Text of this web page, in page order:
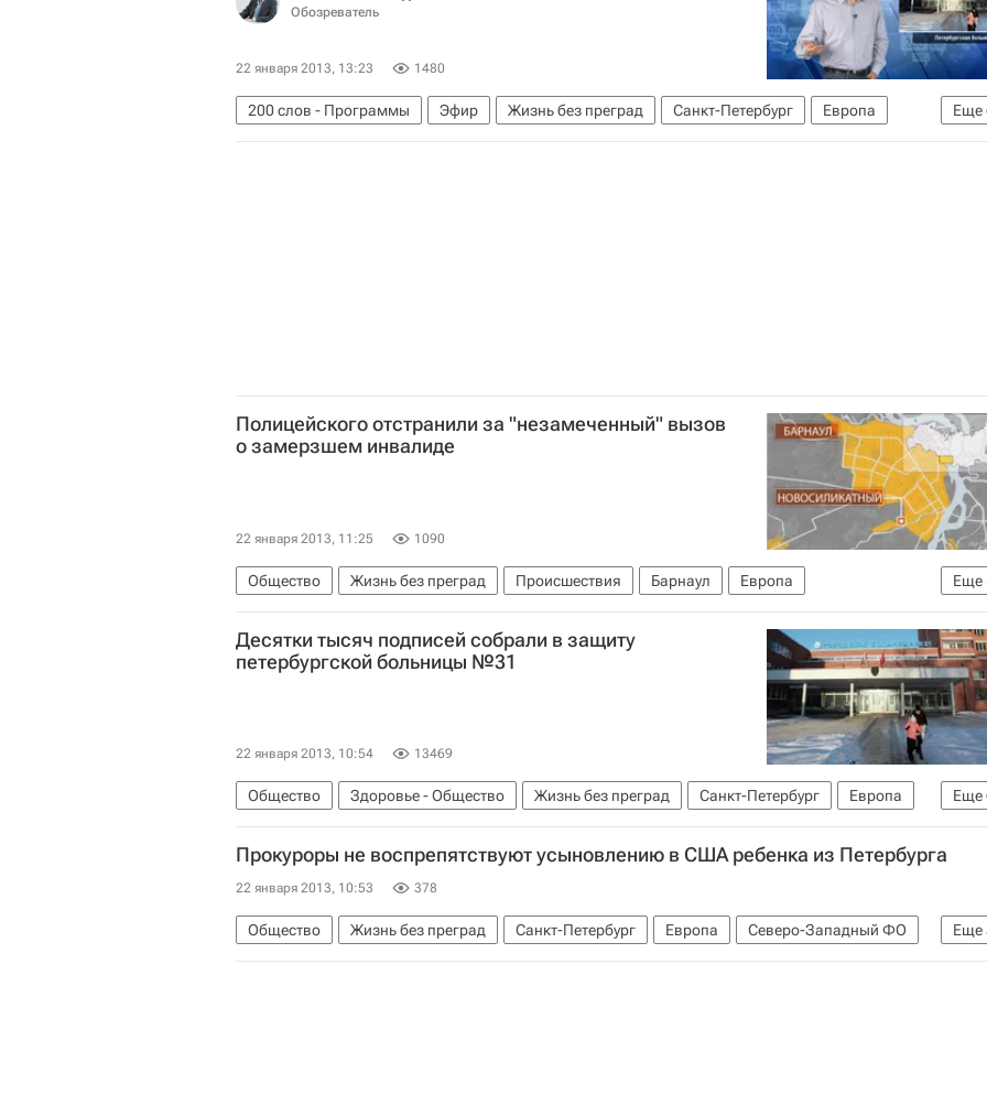
Обозреватель
22 января 2013, 13:23 1480
Еще
200 слов - Программы Эфир Жизнь без преград Санкт-Петербург
Европа
Северо-Западный ФО
Весь мир
Полицейского отстранили за "незамеченный" вызов
о замерзшем инвалиде
22 января 2013, 11:25 1090
Еще
Общество Жизнь без преград Происшествия Барнаул
Европа
Алтайский край
Сибирский ФО Весь мир Детские вопросы Россия
Десятки тысяч подписей собрали в защиту
петербургской больницы №31
22 января 2013, 10:54 13469
Еще
Общество Здоровье - Общество Жизнь без преград Санкт-Петербург
Европа
Северо-Западный ФО
Весь мир
Больница № 31 (Санкт-Петербург)
Возможное расформирование больницы №31 Петербурга
Детские вопросы Россия
Прокуроры не воспрепятствуют усыновлению в США ребенка из Петербурга
22 января 2013, 10:53 378
Еще
Общество Жизнь без преград Санкт-Петербург Европа
Северо-Западный ФО
Весь мир
Детские вопросы Россия